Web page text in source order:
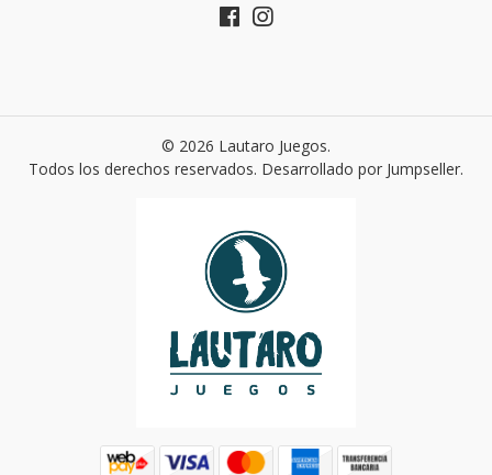
© 2026 Lautaro Juegos.
Todos los derechos reservados. Desarrollado por Jumpseller.